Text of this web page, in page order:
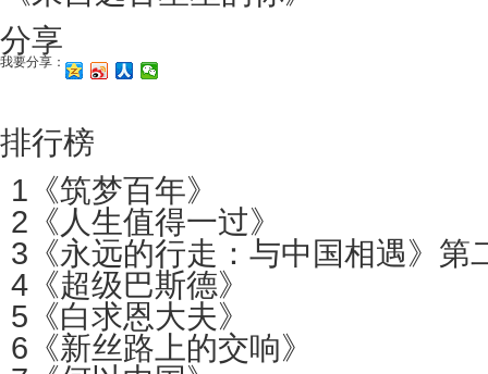
分享
我要分享：
排行榜
1 《筑梦百年》
2 《人生值得一过》
3 《永远的行走：与中国相遇》第
4 《超级巴斯德》
5 《白求恩大夫》
6 《新丝路上的交响》